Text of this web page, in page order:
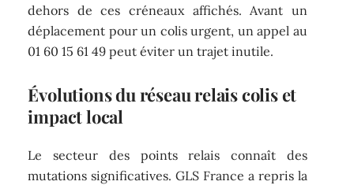
dehors de ces créneaux affichés. Avant un
déplacement pour un colis urgent, un appel au
01 60 15 61 49 peut éviter un trajet inutile.
Évolutions du réseau relais colis et
impact local
Le secteur des points relais connaît des
mutations significatives. GLS France a repris la